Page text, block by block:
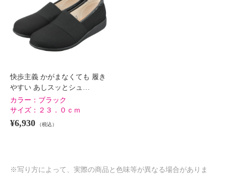
快歩主義 かがまなくても 履き
やすい あしスッとシュ…
カラー： ブラック
サイズ： ２３．０ｃｍ
¥6,930 （税込）
※写り方によって、実際の商品と色味等が異なる場合がありま